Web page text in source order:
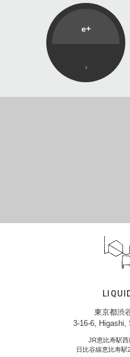
e+
東京都渋
3-16-6, Higashi,
JR恵比寿駅西
日比谷線恵比寿